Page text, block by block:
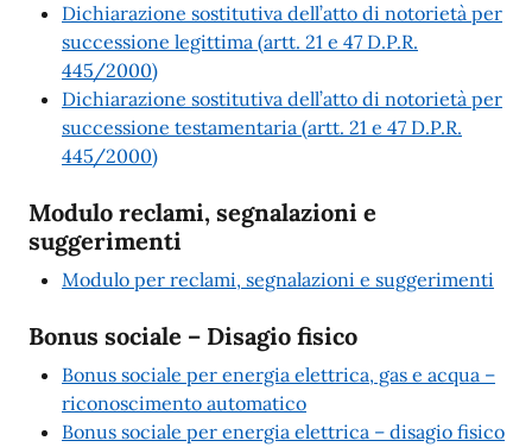
Dichiarazione sostitutiva dell’atto di notorietà per
successione legittima (artt. 21 e 47 D.P.R.
445/2000)
Dichiarazione sostitutiva dell’atto di notorietà per
successione testamentaria (artt. 21 e 47 D.P.R.
445/2000)
Modulo reclami, segnalazioni e
suggerimenti
Modulo per reclami, segnalazioni e suggerimenti
Bonus sociale – Disagio fisico
Bonus sociale per energia elettrica, gas e acqua –
riconoscimento automatico
Bonus sociale per energia elettrica – disagio fisico